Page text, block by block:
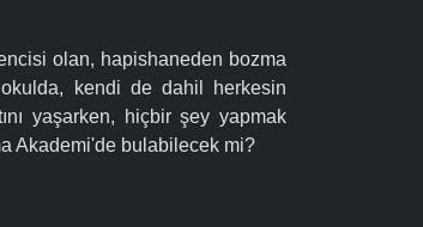
olan, hapishaneden bozma
okulda, kendi de dahil herkesin
yaşarken, hiçbir şey yapmak
Akademi'de bulabilecek mi?